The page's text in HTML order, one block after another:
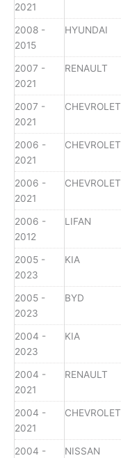
2021
2008 -
2015
HYUNDAI
2007 -
2021
RENAULT
2007 -
2021
CHEVROLET
2006 -
2021
CHEVROLET
2006 -
2021
CHEVROLET
2006 -
2012
LIFAN
2005 -
2023
KIA
2005 -
2023
BYD
2004 -
2023
KIA
2004 -
2021
RENAULT
2004 -
2021
CHEVROLET
2004 -
NISSAN